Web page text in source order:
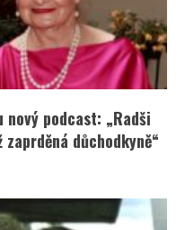
nový podcast: „Radši
důchodkyně“